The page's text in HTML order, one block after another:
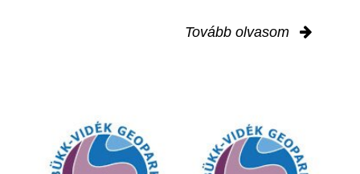
Tovább olvasom